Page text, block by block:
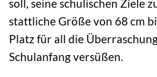
soll, seine schulischen Ziele
stattliche Größe von 68 cm
Platz für all die
Schulanfang versüßen.